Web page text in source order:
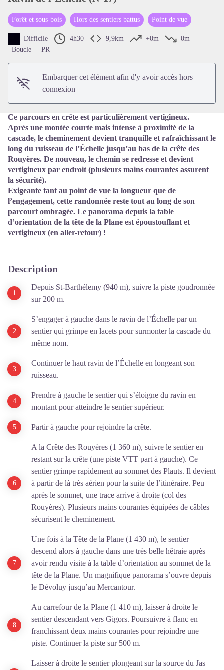
Voir l'image en plein écran
Forêt et sous-bois Hors des sentiers battus Point de vue
Difficile 4h30 9,9km +0m
0m
Boucle
PR
Embarquer cet élément afin d'y avoir accès hors
connexion
Ce parcours en crête est particulièrement vertigineux.
Après une montée courte mais intense à proximité de la
cascade, le cheminement devient tranquille et rafraîchissant le
long du ruisseau de l’Échelle jusqu’au bas de la crête des
Rouyères. De nouveau, le chemin se redresse et devient
vertigineux par endroit (plusieurs mains courantes assurent
la sécurité).
Exigeante tant au point de vue la longueur que de
l’engagement, cette randonnée reste tout au long de son
parcourt ombragée. Le panorama depuis la table
d’orientation de la tête de la Plane est époustouflant et
vertigineux (en aller-retour) !
Description
Depuis St-Barthélemy (940 m), suivre la piste goudronnée
sur 200 m.
S’engager à gauche dans le ravin de l’Échelle par un
sentier qui grimpe en lacets pour surmonter la cascade du
même nom.
Continuer le haut ravin de l’Échelle en longeant son
ruisseau.
Prendre à gauche le sentier qui s’éloigne du ravin en
montant pour atteindre le sentier supérieur.
Partir à gauche pour rejoindre la crête.
A la Crête des Rouyères (1 360 m), suivre le sentier en
restant sur la crête (une piste VTT part à gauche). Ce
sentier grimpe rapidement au sommet des Plauts. Il devient
à partir de là très aérien pour la suite de l’itinéraire. Peu
après le sommet, une trace arrive à droite (col des
Rouyères). Plusieurs mains courantes équipées de câbles
sécurisent le cheminement.
Une fois à la Tête de la Plane (1 430 m), le sentier
descend alors à gauche dans une très belle hêtraie après
avoir rendu visite à la table d’orientation au sommet de la
tête de la Plane. Un magnifique panorama s’ouvre depuis
le Dévoluy jusqu’au Mercantour.
Au carrefour de la Plane (1 410 m), laisser à droite le
sentier descendant vers Gigors. Poursuivre à flanc en
franchissant deux mains courantes pour rejoindre une
piste. Continuer la piste sur 500 m.
Laisser à droite le sentier plongeant sur la source du Jas